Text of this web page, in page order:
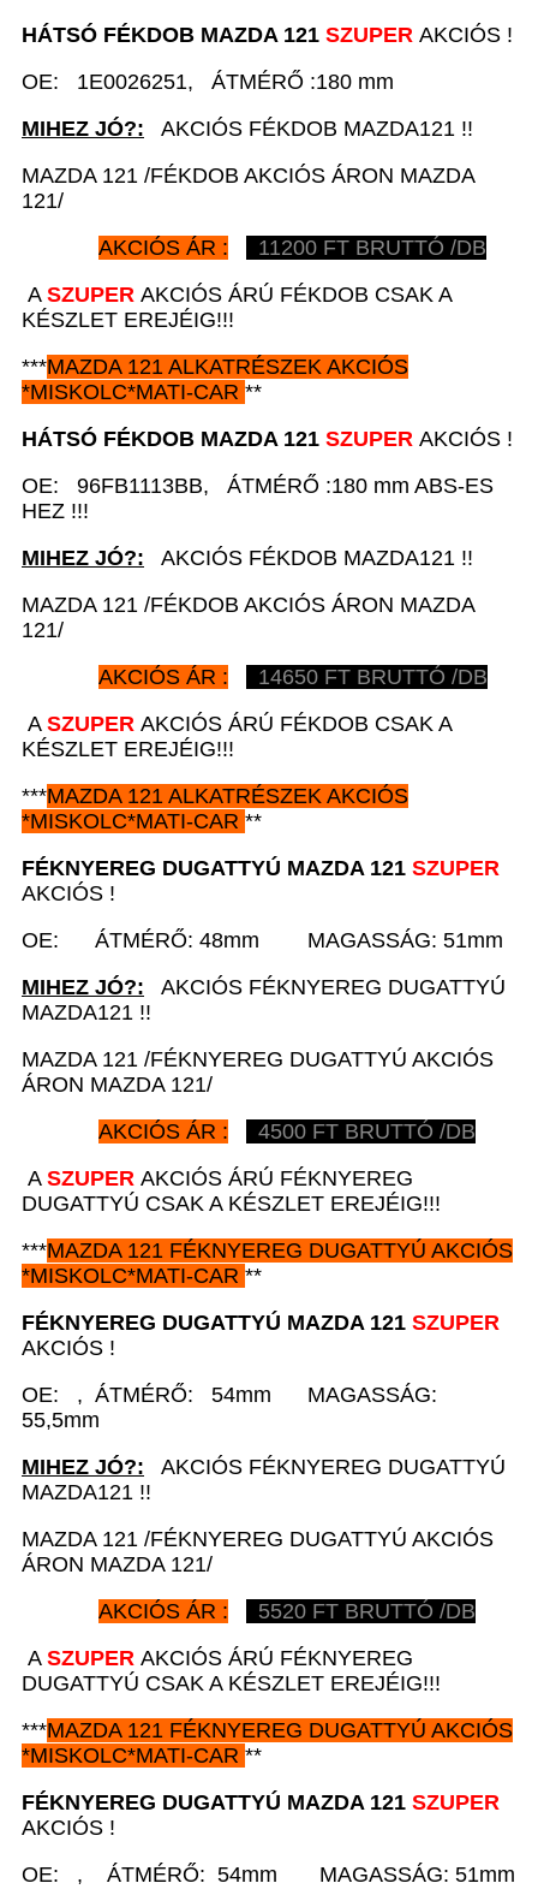
HÁTSÓ FÉKDOB MAZDA 121 SZUPER AKCIÓS !
OE: 1E0026251, ÁTMÉRŐ :180 mm
MIHEZ JÓ?: AKCIÓS FÉKDOB MAZDA121 !!
MAZDA 121 /FÉKDOB AKCIÓS ÁRON MAZDA
121/
AKCIÓS ÁR :
11200 FT BRUTTÓ /DB
A SZUPER AKCIÓS ÁRÚ FÉKDOB CSAK A
KÉSZLET EREJÉIG!!!
***MAZDA 121 ALKATRÉSZEK AKCIÓS
*MISKOLC*MATI-CAR **
HÁTSÓ FÉKDOB MAZDA 121 SZUPER AKCIÓS !
OE: 96FB1113BB, ÁTMÉRŐ :180 mm ABS-ES
HEZ !!!
MIHEZ JÓ?: AKCIÓS FÉKDOB MAZDA121 !!
MAZDA 121 /FÉKDOB AKCIÓS ÁRON MAZDA
121/
AKCIÓS ÁR :
14650 FT BRUTTÓ /DB
A SZUPER AKCIÓS ÁRÚ FÉKDOB CSAK A
KÉSZLET EREJÉIG!!!
***MAZDA 121 ALKATRÉSZEK AKCIÓS
*MISKOLC*MATI-CAR **
FÉKNYEREG DUGATTYÚ MAZDA 121 SZUPER
AKCIÓS !
OE: ÁTMÉRŐ: 48mm MAGASSÁG: 51mm
MIHEZ JÓ?: AKCIÓS FÉKNYEREG DUGATTYÚ
MAZDA121 !!
MAZDA 121 /FÉKNYEREG DUGATTYÚ AKCIÓS
ÁRON MAZDA 121/
AKCIÓS ÁR :
4500 FT BRUTTÓ /DB
A SZUPER AKCIÓS ÁRÚ FÉKNYEREG
DUGATTYÚ CSAK A KÉSZLET EREJÉIG!!!
***MAZDA 121 FÉKNYEREG DUGATTYÚ AKCIÓS
*MISKOLC*MATI-CAR **
FÉKNYEREG DUGATTYÚ MAZDA 121 SZUPER
AKCIÓS !
OE: , ÁTMÉRŐ: 54mm MAGASSÁG:
55,5mm
MIHEZ JÓ?: AKCIÓS FÉKNYEREG DUGATTYÚ
MAZDA121 !!
MAZDA 121 /FÉKNYEREG DUGATTYÚ AKCIÓS
ÁRON MAZDA 121/
AKCIÓS ÁR :
5520 FT BRUTTÓ /DB
A SZUPER AKCIÓS ÁRÚ FÉKNYEREG
DUGATTYÚ CSAK A KÉSZLET EREJÉIG!!!
***MAZDA 121 FÉKNYEREG DUGATTYÚ AKCIÓS
*MISKOLC*MATI-CAR **
FÉKNYEREG DUGATTYÚ MAZDA 121 SZUPER
AKCIÓS !
OE: , ÁTMÉRŐ: 54mm MAGASSÁG: 51mm